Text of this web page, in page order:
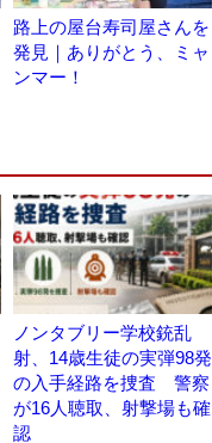
路上の屋台寿司屋さんを
発見｜ありがとう、ミャ
ンマー！
ノンタブリー学校銃乱
射、14歳生徒の実弾98発
の入手経路を捜査 警察
が16人聴取、射撃場も確
認